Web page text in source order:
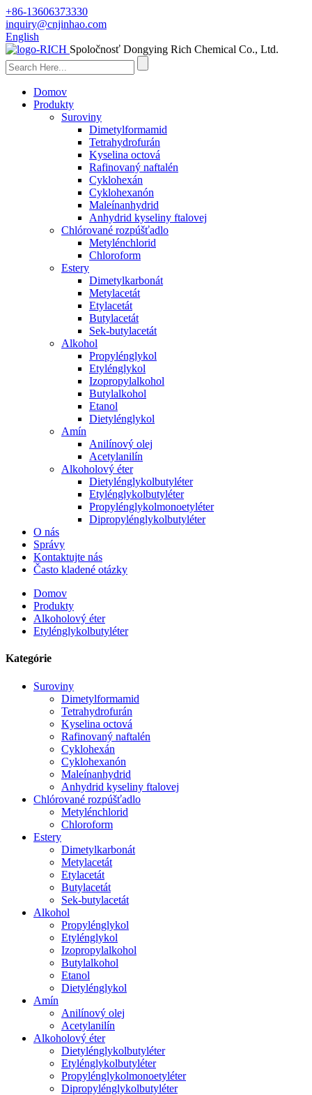
+86-13606373330
inquiry@cnjinhao.com
English
Spoločnosť Dongying Rich Chemical Co., Ltd.
Domov
Produkty
Suroviny
Dimetylformamid
Tetrahydrofurán
Kyselina octová
Rafinovaný naftalén
Cyklohexán
Cyklohexanón
Maleínanhydrid
Anhydrid kyseliny ftalovej
Chlórované rozpúšťadlo
Metylénchlorid
Chloroform
Estery
Dimetylkarbonát
Metylacetát
Etylacetát
Butylacetát
Sek-butylacetát
Alkohol
Propylénglykol
Etylénglykol
Izopropylalkohol
Butylalkohol
Etanol
Dietylénglykol
Amín
Anilínový olej
Acetylanilín
Alkoholový éter
Dietylénglykolbutyléter
Etylénglykolbutyléter
Propylénglykolmonoetyléter
Dipropylénglykolbutyléter
O nás
Správy
Kontaktujte nás
Často kladené otázky
Domov
Produkty
Alkoholový éter
Etylénglykolbutyléter
Kategórie
Suroviny
Dimetylformamid
Tetrahydrofurán
Kyselina octová
Rafinovaný naftalén
Cyklohexán
Cyklohexanón
Maleínanhydrid
Anhydrid kyseliny ftalovej
Chlórované rozpúšťadlo
Metylénchlorid
Chloroform
Estery
Dimetylkarbonát
Metylacetát
Etylacetát
Butylacetát
Sek-butylacetát
Alkohol
Propylénglykol
Etylénglykol
Izopropylalkohol
Butylalkohol
Etanol
Dietylénglykol
Amín
Anilínový olej
Acetylanilín
Alkoholový éter
Dietylénglykolbutyléter
Etylénglykolbutyléter
Propylénglykolmonoetyléter
Dipropylénglykolbutyléter